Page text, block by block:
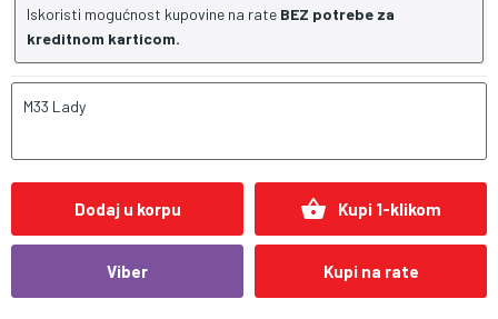
Iskoristi mogućnost kupovine na rate BEZ potrebe za
kreditnom karticom.
M33 Lady
Dodaj u korpu shopping_basket Kupi 1-klikom
Viber Kupi na rate